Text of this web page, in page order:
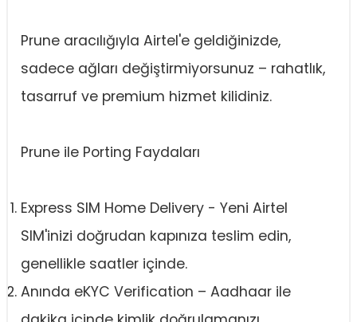
Prune aracılığıyla Airtel'e geldiğinizde,
sadece ağları değiştirmiyorsunuz – rahatlık,
tasarruf ve premium hizmet kilidiniz.
Prune ile Porting Faydaları
Express SIM Home Delivery - Yeni Airtel
SIM'inizi doğrudan kapınıza teslim edin,
genellikle saatler içinde.
Anında eKYC Verification – Aadhaar ile